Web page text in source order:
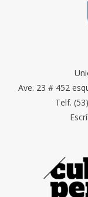
Ave. 23 # 452
Telf.